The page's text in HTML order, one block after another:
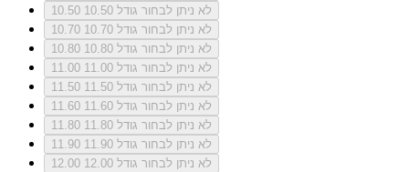
10.50
לא ניתן לבחור גודל 10.50
10.70
לא ניתן לבחור גודל 10.70
10.80
לא ניתן לבחור גודל 10.80
11.00
לא ניתן לבחור גודל 11.00
11.50
לא ניתן לבחור גודל 11.50
11.60
לא ניתן לבחור גודל 11.60
11.80
לא ניתן לבחור גודל 11.80
11.90
לא ניתן לבחור גודל 11.90
12.00
לא ניתן לבחור גודל 12.00